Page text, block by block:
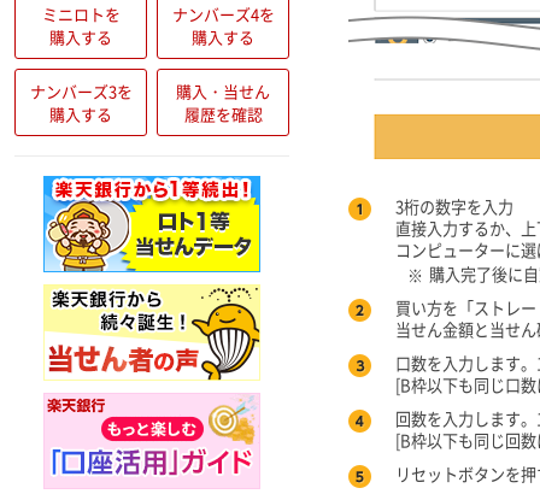
3桁の数字を入力
直接入力するか、
コンピューターに
※ 購入完了後に
買い方を「ストレ
当せん金額と当せ
口数を入力します
[B枠以下も同じ口
回数を入力します
[B枠以下も同じ回
リセットボタンを
ミニロトを
購入する
ナンバーズ4を
購入する
ナンバーズ3を
購入する
購入・当せん
履歴を確認